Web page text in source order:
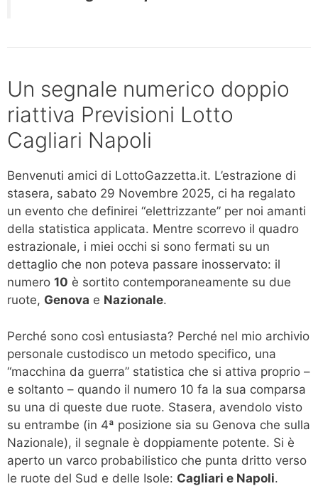
Un segnale numerico doppio
riattiva Previsioni Lotto
Cagliari Napoli
Benvenuti amici di LottoGazzetta.it. L’estrazione di
stasera, sabato 29 Novembre 2025, ci ha regalato
un evento che definirei “elettrizzante” per noi amanti
della statistica applicata. Mentre scorrevo il quadro
estrazionale, i miei occhi si sono fermati su un
dettaglio che non poteva passare inosservato: il
numero 10 è sortito contemporaneamente su due
ruote, Genova e Nazionale.
Perché sono così entusiasta? Perché nel mio archivio
personale custodisco un metodo specifico, una
“macchina da guerra” statistica che si attiva proprio –
e soltanto – quando il numero 10 fa la sua comparsa
su una di queste due ruote. Stasera, avendolo visto
su entrambe (in 4ª posizione sia su Genova che sulla
Nazionale), il segnale è doppiamente potente. Si è
aperto un varco probabilistico che punta dritto verso
le ruote del Sud e delle Isole: Cagliari e Napoli.